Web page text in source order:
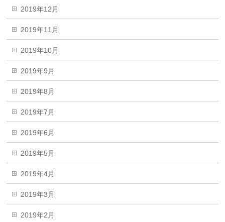
2019年12月
2019年11月
2019年10月
2019年9月
2019年8月
2019年7月
2019年6月
2019年5月
2019年4月
2019年3月
2019年2月